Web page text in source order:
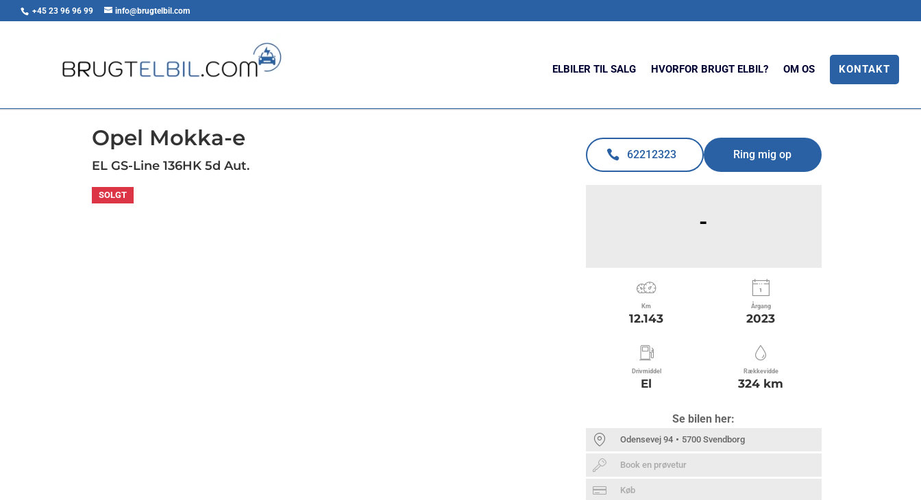
+45 23 96 96 99 info@brugtelbil.com
ELBILER TIL SALG HVORFOR BRUGT ELBIL? OM OS KONTAKT
Opel Mokka-e
EL GS-Line 136HK 5d Aut.
62212323 Ring mig op
SOLGT
-
Km
12.143
Årgang
2023
Drivmiddel
El
Rækkevidde
324 km
Se bilen her:
Odensevej 94 5700 Svendborg
Book en prøvetur
Køb